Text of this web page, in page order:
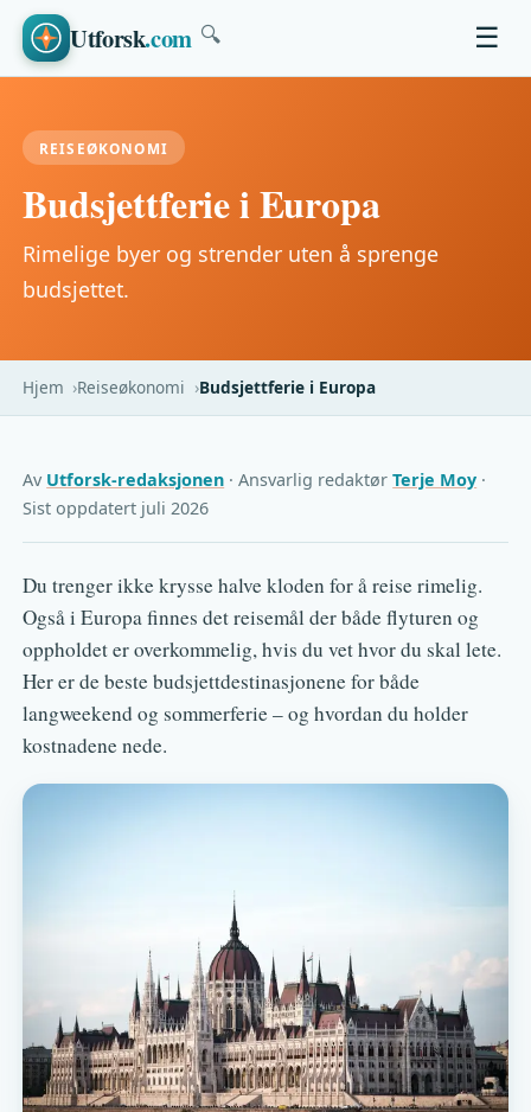
Utforsk.com 🔍 ☰
REISEØKONOMI
Budsjettferie i Europa
Rimelige byer og strender uten å sprenge
budsjettet.
Hjem Reiseøkonomi Budsjettferie i Europa
Av Utforsk-redaksjonen · Ansvarlig redaktørTerje Moy ·
Sist oppdatert juli 2026
Du trenger ikke krysse halve kloden for å reise rimelig.
Også i Europa finnes det reisemål der både flyturen og
oppholdet er overkommelig, hvis du vet hvor du skal lete.
Her er de beste budsjettdestinasjonene for både
langweekend og sommerferie – og hvordan du holder
kostnadene nede.